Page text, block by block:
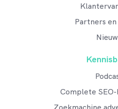
Partners en
Complete